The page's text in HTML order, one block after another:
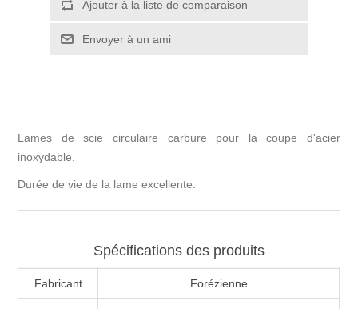
Lames de scie circulaire carbure pour la coupe d'acier
inoxydable.
Durée de vie de la lame excellente.
Spécifications des produits
Fabricant Forézienne